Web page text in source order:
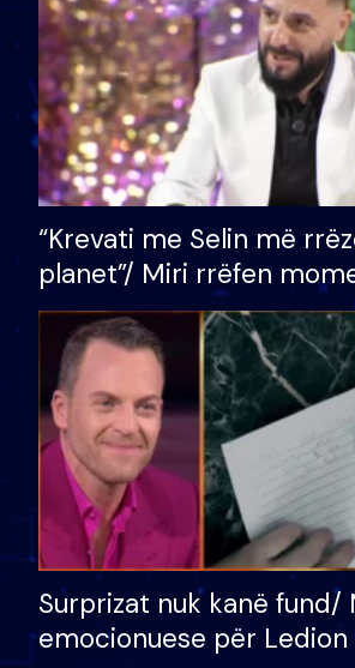
“Krevati me Selin më
planet”/ Miri rrëfen
bukura në shtëpinë e BB
mungojë zilja e
Surprizat nuk kanë fund/
emocionuese për Ledion